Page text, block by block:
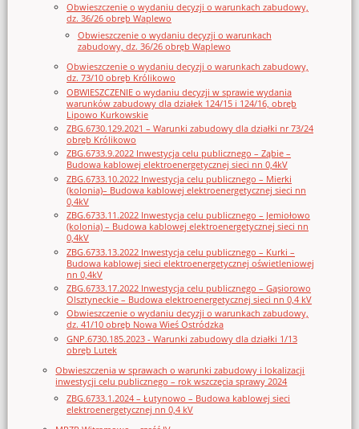
Obwieszczenie o wydaniu decyzji o warunkach zabudowy,
dz. 36/26 obręb Waplewo
Obwieszczenie o wydaniu decyzji o warunkach
zabudowy, dz. 36/26 obręb Waplewo
Obwieszczenie o wydaniu decyzji o warunkach zabudowy,
dz. 73/10 obręb Królikowo
OBWIESZCZENIE o wydaniu decyzji w sprawie wydania
warunków zabudowy dla działek 124/15 i 124/16, obręb
Lipowo Kurkowskie
ZBG.6730.129.2021 – Warunki zabudowy dla działki nr 73/24
obręb Królikowo
ZBG.6733.9.2022 Inwestycja celu publicznego – Ząbie –
Budowa kablowej elektroenergetycznej sieci nn 0,4kV
ZBG.6733.10.2022 Inwestycja celu publicznego – Mierki
(kolonia)– Budowa kablowej elektroenergetycznej sieci nn
0,4kV
ZBG.6733.11.2022 Inwestycja celu publicznego – Jemiołowo
(kolonia) – Budowa kablowej elektroenergetycznej sieci nn
0,4kV
ZBG.6733.13.2022 Inwestycja celu publicznego – Kurki –
Budowa kablowej sieci elektroenergetycznej oświetleniowej
nn 0,4kV
ZBG.6733.17.2022 Inwestycja celu publicznego – Gąsiorowo
Olsztyneckie – Budowa elektroenergetycznej sieci nn 0,4 kV
Obwieszczenie o wydaniu decyzji o warunkach zabudowy,
dz. 41/10 obręb Nowa Wieś Ostródzka
GNP.6730.185.2023 - Warunki zabudowy dla działki 1/13
obręb Lutek
Obwieszczenia w sprawach o warunki zabudowy i lokalizacji
inwestycji celu publicznego – rok wszczęcia sprawy 2024
ZBG.6733.1.2024 – Łutynowo – Budowa kablowej sieci
elektroenergetycznej nn 0,4 kV